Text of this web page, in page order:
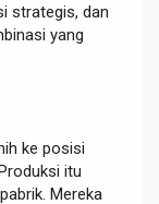
strategis, dan
yang
ke posisi
itu
Mereka